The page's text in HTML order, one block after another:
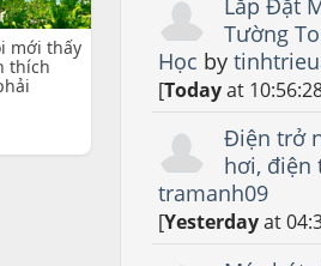
Lắp Đặt
Tường
Học by
[Todayat
Điện trở
hơi, điện
tramanh09
[Yesterdayat
mới thấy
thích